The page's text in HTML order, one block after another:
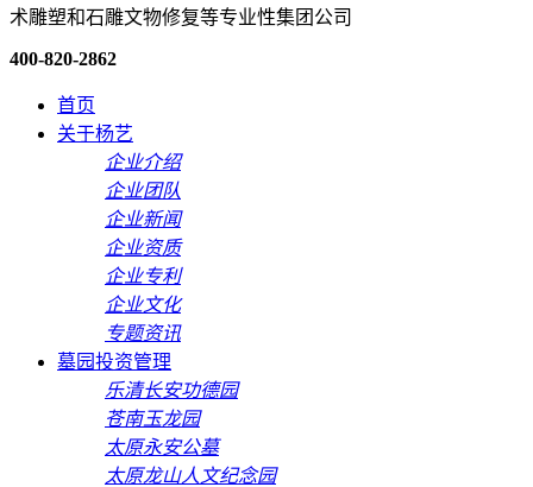
术雕塑和石雕文物修复等专业性集团公司
400-820-2862
首页
关于杨艺
企业介绍
企业团队
企业新闻
企业资质
企业专利
企业文化
专题资讯
墓园投资管理
乐清长安功德园
苍南玉龙园
太原永安公墓
太原龙山人文纪念园